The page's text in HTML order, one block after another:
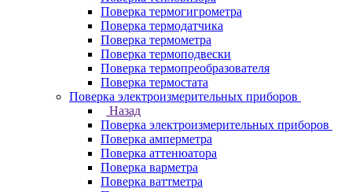
Поверка термогигрометра
Поверка термодатчика
Поверка термометра
Поверка термоподвески
Поверка термопреобразователя
Поверка термостата
Поверка электроизмерительных приборов
Назад
Поверка электроизмерительных приборов
Поверка амперметра
Поверка аттенюатора
Поверка варметра
Поверка ваттметра